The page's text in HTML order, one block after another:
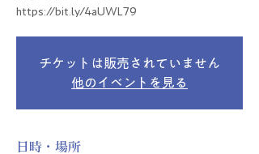
https://bit.ly/4aUWL79
チケットは販売されていません
他のイベントを見る
日時・場所